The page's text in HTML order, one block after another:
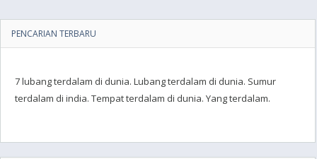
PENCARIAN TERBARU
7 lubang terdalam di dunia. Lubang terdalam di dunia. Sumur
terdalam di india. Tempat terdalam di dunia. Yang terdalam.